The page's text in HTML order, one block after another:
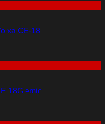
xa CE-18
18G emic